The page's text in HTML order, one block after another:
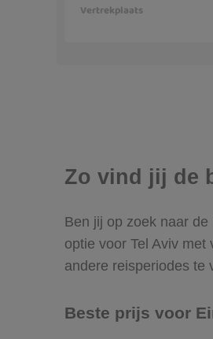
Zo vind jij de
Ben jij op zoek naar
optie voor Tel Aviv
andere reisperiodes te
Beste prijs voor